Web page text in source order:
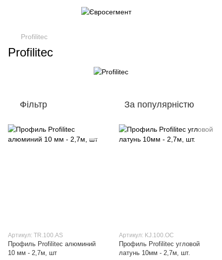
Profilitec
Profilitec
Фільтр За популярністю
Артикул: TR.100.AS
Профиль Profilitec алюминий
10 мм - 2,7м, шт
Артикул: KJ.100.OC
Профиль Profilitec угловой
латунь 10мм - 2,7м, шт.